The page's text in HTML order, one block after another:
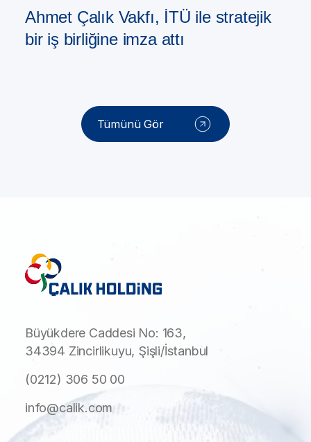
Ahmet Çalık Vakfı, İTÜ ile stratejik
bir iş birliğine imza attı
Tümünü Gör
Büyükdere Caddesi No: 163,
34394 Zincirlikuyu, Şişli/İstanbul
(0212) 306 50 00
info@calik.com